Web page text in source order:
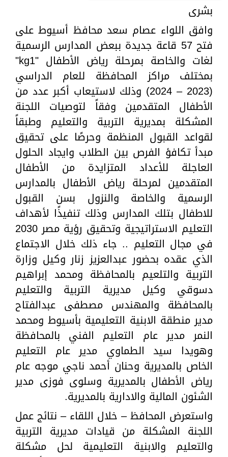
بشرى
وافق اللواء عصام سعد محافظ أسيوط على
فتح 57 قاعة جديدة ببعض المدارس الرسمية
لغات والخاصة بمرحلة رياض الأطفال "kg1"
بمختلف مراكز المحافظة للعام الدراسي
(2023 – 2024) وذلك لاستيعاب أكبر عدد من
الأطفال المتقدمين وفقاً لتوصيات اللجنة
المشكلة بمديرية التربية والتعليم وطبقاً
لقواعد القبول المنظمة وحرصًا على تحقيق
مبدأ تكافؤ الفرص بين الطلاب وايجاد الحلول
العاجلة للأعداد المتزايدة من الأطفال
المتقدمين لمرحلة رياض الأطفال بالمدارس
الرسمية والخاصة والنزول بسن القبول
للاطفال بتلك المدارس وذلك تنفيذًا لأهداف
التعليم الاستراتيجية وتحقيق رؤية مصر 2030
في مجال التعليم .. جاء ذلك خلال الاجتماع
الذي عقده بحضور عبدالعزيز زنار وكيل وزارة
التربية والتلعيم بالمحافظة ومحمد إبراهيم
دسوقي وكيل مديرية التربية والتعليم
بالمحافظة والمهندس مصطفى عبدالفتاح
مدير منطقة الابنية التعليمية بأسيوط ومحمد
النمر مدير عام التعليم الفني بالمحافظة
وهويدا سيد الطماوي مدير عام التعليم
الخاص بالمديرية وحنان أحمد ناجي موجه عام
رياض الأطفال بالمديرية وسلوى فوزى مدير
الشئون المالية والادارية بالمديرية.
واستعرض المحافظ – خلال اللقاء – نتائج عمل
اللجنة المشكلة من قيادات مديرية التربية
والتعليم والابنية التعليمية لحل مشكلة